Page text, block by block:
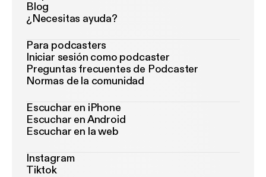
Blog
¿Necesitas ayuda?
Para podcasters
Iniciar sesión como podcaster
Preguntas frecuentes de Podcaster
Normas de la comunidad
Escuchar en iPhone
Escuchar en Android
Escuchar en la web
Instagram
Tiktok